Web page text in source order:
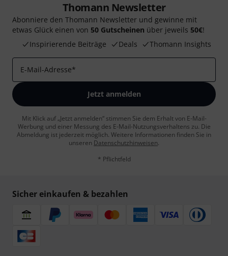
Thomann Newsletter
Abonniere den Thomann Newsletter und gewinne mit
etwas Glück einen von 50 Gutscheinen über jeweils 50€!
Inspirierende Beiträge
Deals Thomann Insights
E-Mail-Adresse*
Jetzt anmelden
Mit Klick auf „Jetzt anmelden“ stimmen Sie dem Erhalt von E-Mail-
Werbung und einer Messung des E-Mail-Nutzungsverhaltens zu. Die
Abmeldung ist jederzeit möglich. Weitere Informationen finden Sie in
unseren Datenschutzhinweisen.
* Pflichtfeld
Sicher einkaufen & bezahlen